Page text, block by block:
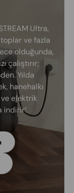
Ultra,
ve fazla
olduğunda,
çalıştırır;
Yılda
hanehalkı
ve elektrik
indirir¹.